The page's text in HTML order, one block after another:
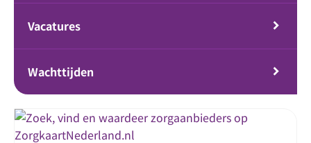
Vacatures
Wachttijden